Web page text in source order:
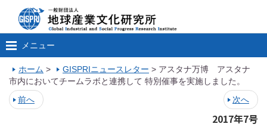
メニュー
ホーム > GISPRIニュースレター > アスタナ万博 アスタナ
市内においてチームラボと連携して 特別催事を実施しました。
前へ
次へ
2017年7号